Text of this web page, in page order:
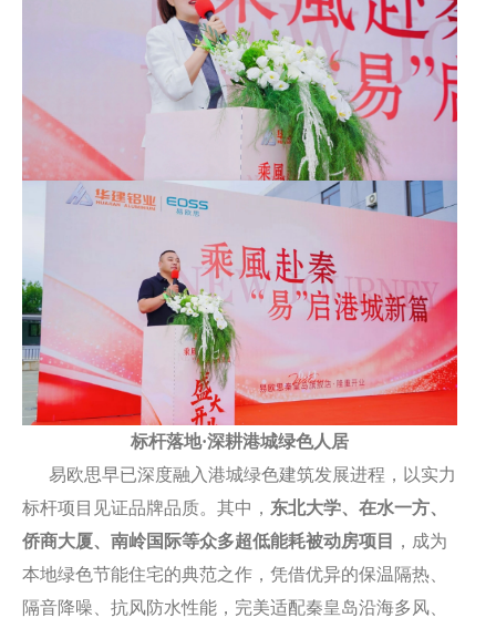
标杆落地·深耕港城绿色人居
易欧思早已深度融入港城绿色建筑发展进程，以实力
标杆项目见证品牌品质。其中 ， 东北大学、在水一方、
侨商大厦、南岭国际等众多超低能耗被动房项目
，成为
本地绿色节能住宅的典范之作，凭借优异的保温隔热、
隔音降噪、抗风防水性能，完美适配秦皇岛沿海多风、